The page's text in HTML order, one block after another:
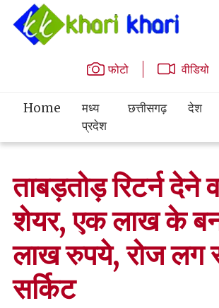
फोटो वीडियो
Home
मध्य
प्रदेश
छत्तीसगढ़ देश
ताबड़तोड़ रिटर्न देने
शेयर, एक लाख के
लाख रुपये, रोज लग
सर्किट